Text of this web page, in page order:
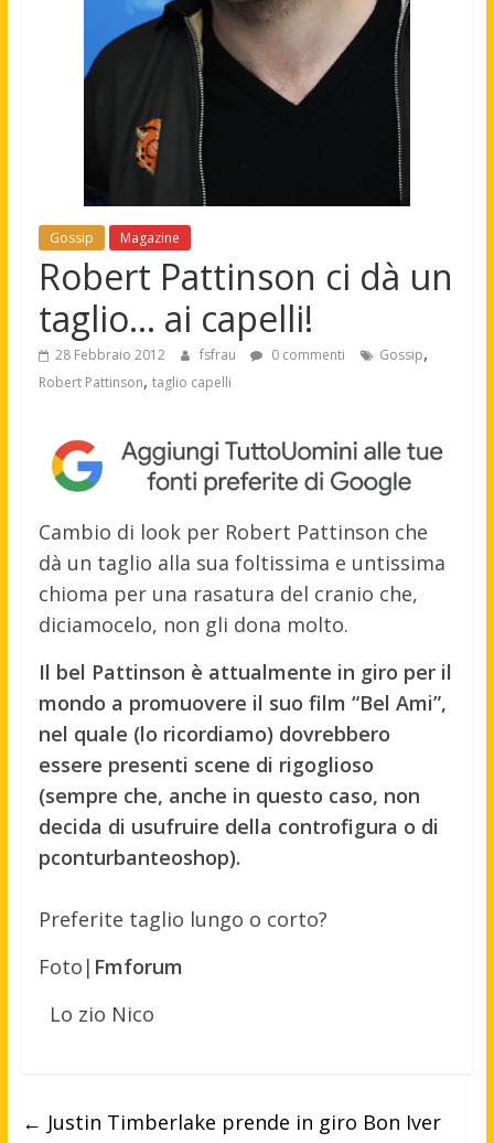
Gossip Magazine
Robert Pattinson ci dà un
taglio… ai capelli!
28 Febbraio 2012 fsfrau 0 commenti Gossip,
Robert Pattinson, taglio capelli
Cambio di look per Robert Pattinson che
dà un taglio alla sua foltissima e untissima
chioma per una rasatura del cranio che,
diciamocelo, non gli dona molto.
Il bel Pattinson è attualmente in giro per il
mondo a promuovere il suo film “Bel Ami”,
nel quale (lo ricordiamo) dovrebbero
essere presenti scene di rigoglioso
(sempre che, anche in questo caso, non
decida di usufruire della controfigura o di
pconturbanteoshop).
Preferite taglio lungo o corto?
Foto| Fmforum
Lo zio Nico
← Justin Timberlake prende in giro Bon Iver